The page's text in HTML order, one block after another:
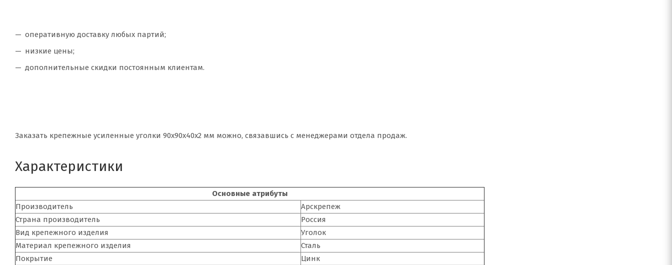
оперативную доставку любых партий;
низкие цены;
дополнительные скидки постоянным клиентам.
Заказать крепежные усиленные уголки 90х90х40х2 мм можно, связавшись с менеджерами отдела продаж.
Характеристики
Основные атрибуты
Производитель
Арскрепеж
Страна производитель
Россия
Вид крепежного изделия
Уголок
Материал крепежного изделия
Сталь
Покрытие
Цинк